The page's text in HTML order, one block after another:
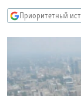
Вернутся
РАСПИСАНИЕ
Приоритетный